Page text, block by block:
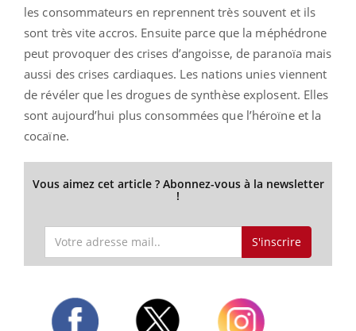
les consommateurs en reprennent très souvent et ils
sont très vite accros. Ensuite parce que la méphédrone
peut provoquer des crises d’angoisse, de paranoïa mais
aussi des crises cardiaques. Les nations unies viennent
de révéler que les drogues de synthèse explosent. Elles
sont aujourd’hui plus consommées que l’héroïne et la
cocaïne.
Vous aimez cet article ? Abonnez-vous à la newsletter
!
S'inscrire